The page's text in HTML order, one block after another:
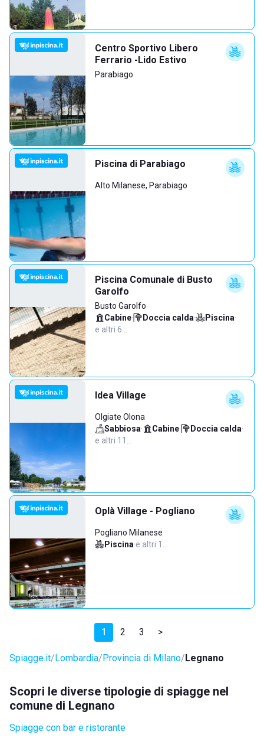
Centro Sportivo Libero
Ferrario -Lido Estivo
Parabiago
Piscina di Parabiago
Alto Milanese, Parabiago
Piscina Comunale di Busto
Garolfo
Busto Garolfo
Cabine· Doccia calda· Piscina·
e altri 6…
Idea Village
Olgiate Olona
Sabbiosa· Cabine· Doccia calda·
e altri 11…
Oplà Village - Pogliano
Pogliano Milanese
Piscina·e altri 1…
1 2 3 >
Spiagge.it Lombardia Provincia di Milano Legnano
Scopri le diverse tipologie di spiagge nel
comune di Legnano
Spiagge con bar e ristorante